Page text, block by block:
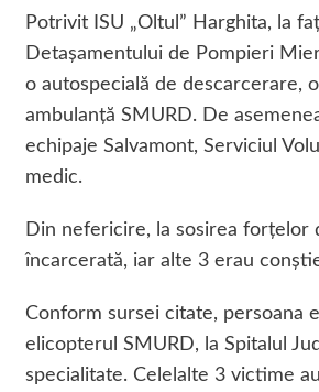
Potrivit ISU „Oltul” Harghita, la
Detaşamentului de Pompieri
o autospecială de descarcerare,
ambulanţă SMURD. De
echipaje Salvamont, Serviciul
medic.
Din nefericire, la sosirea forţelor
încarcerată, iar alte 3 erau
Conform sursei citate, persoana
elicopterul SMURD, la Spitalul
specialitate. Celelalte 3 victime